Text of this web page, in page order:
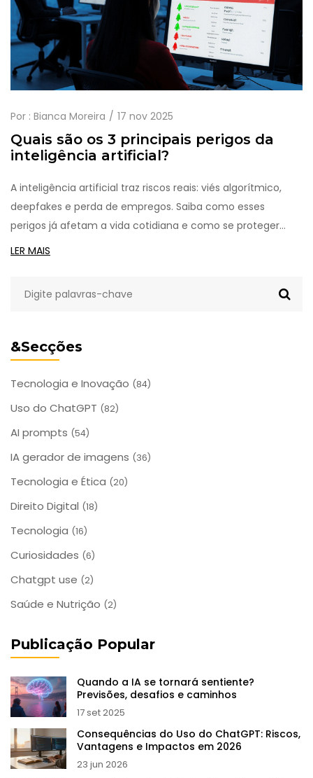
&Secções
Tecnologia e Inovação (84)
Uso do ChatGPT (82)
AI prompts (54)
IA gerador de imagens (36)
Tecnologia e Ética (20)
Direito Digital (18)
Tecnologia (16)
Curiosidades (6)
Chatgpt use (2)
Saúde e Nutrição (2)
Publicação Popular
Quando a IA se tornará sentiente?
Previsões, desafios e caminhos
17 set 2025
Consequências do Uso do ChatGPT: Riscos,
Vantagens e Impactos em 2026
23 jun 2026
Por : Bianca Moreira 17 nov 2025
Quais são os 3 principais perigos da
inteligência artificial?
A inteligência artificial traz riscos reais: viés algorítmico,
deepfakes e perda de empregos. Saiba como esses
perigos já afetam a vida cotidiana e como se proteger
sem deixar de usar a tecnologia.
LER MAIS